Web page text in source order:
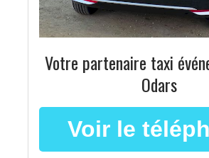
Votre partenaire taxi
Odars